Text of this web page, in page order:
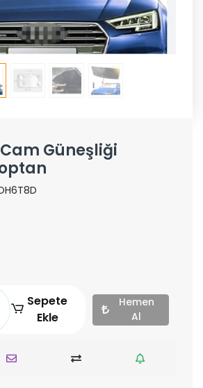
Güneşliği
Sepete
Ekle
Hemen
Al